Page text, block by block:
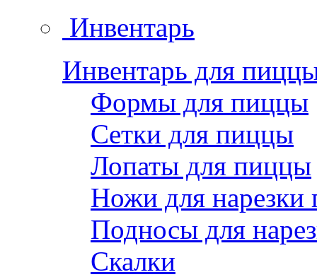
Инвентарь
Инвентарь для
Формы для пиццы
Сетки для пиццы
Лопаты для пиццы
Ножи для нарезки
Подносы для
Скалки